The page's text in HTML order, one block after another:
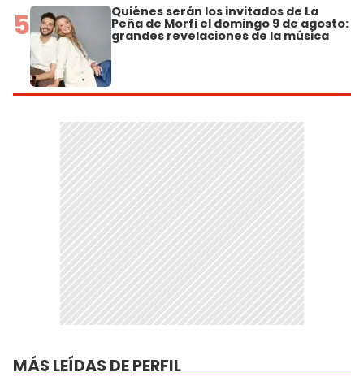
5 Quiénes serán los invitados de La
Peña de Morfi el domingo 9 de agosto:
grandes revelaciones de la música
MÁS LEÍDAS DE PERFIL